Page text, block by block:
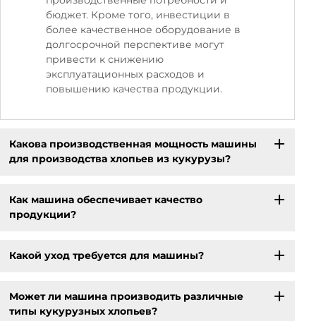
бюджет. Кроме того, инвестиции в
более качественное оборудование в
долгосрочной перспективе могут
привести к снижению
эксплуатационных расходов и
повышению качества продукции.
Какова производственная мощность машины
для производства хлопьев из кукурузы?
Как машина обеспечивает качество
продукции?
Какой уход требуется для машины?
Может ли машина производить различные
типы кукурузных хлопьев?